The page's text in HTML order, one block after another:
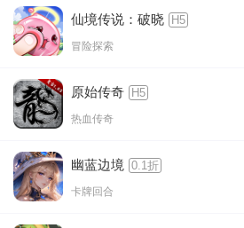
仙境传说：破晓 H5
冒险探索
原始传奇 H5
热血传奇
幽蓝边境 0.1折
卡牌回合